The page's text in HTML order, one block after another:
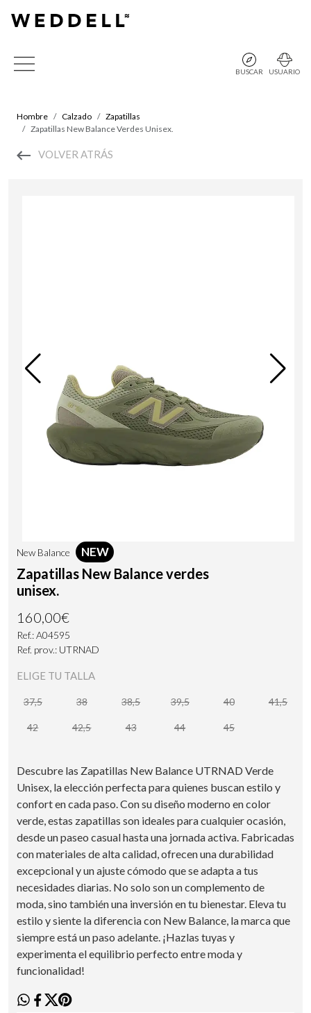
BUSCAR USUARIO
Hombre Calzado
Zapatillas
Zapatillas New Balance Verdes Unisex.
VOLVER ATRÁS
New Balance NEW
Zapatillas New Balance verdes
unisex.
160,00€
Ref.: A04595
Ref. prov.: UTRNAD
ELIGE TU TALLA
37,5 38 38,5 39,5 40 41,5
42 42,5 43 44 45
Descubre las Zapatillas New Balance UTRNAD Verde
Unisex, la elección perfecta para quienes buscan estilo y
confort en cada paso. Con su diseño moderno en color
verde, estas zapatillas son ideales para cualquier ocasión,
desde un paseo casual hasta una jornada activa. Fabricadas
con materiales de alta calidad, ofrecen una durabilidad
excepcional y un ajuste cómodo que se adapta a tus
necesidades diarias. No solo son un complemento de
moda, sino también una inversión en tu bienestar. Eleva tu
estilo y siente la diferencia con New Balance, la marca que
siempre está un paso adelante. ¡Hazlas tuyas y
experimenta el equilibrio perfecto entre moda y
funcionalidad!